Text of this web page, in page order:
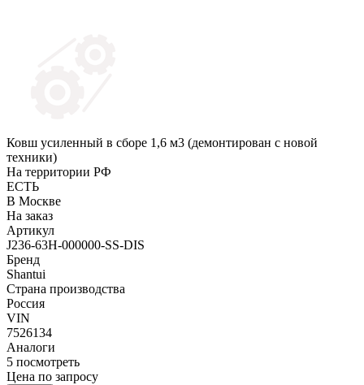
Ковш усиленный в сборе 1,6 м3 (демонтирован с новой
техники)
На территории РФ
ЕСТЬ
В Москве
На заказ
Артикул
J236-63H-000000-SS-DIS
Бренд
Shantui
Страна производства
Россия
VIN
7526134
Аналоги
5 посмотреть
Цена по запросу